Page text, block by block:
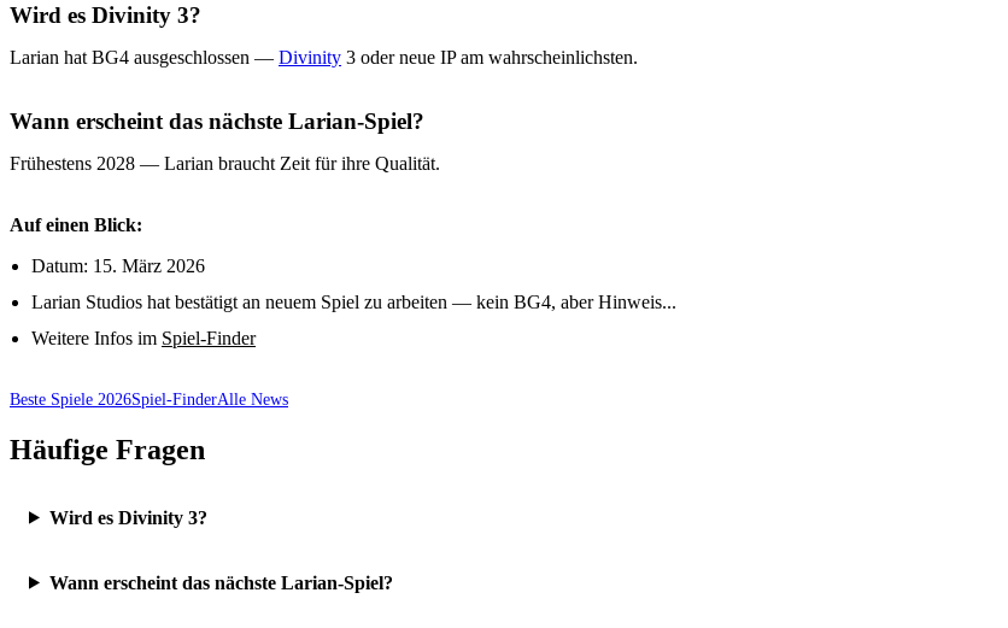
Wird es Divinity 3?
Larian hat BG4 ausgeschlossen — Divinity 3 oder neue IP am wahrscheinlichsten.
Wann erscheint das nächste Larian-Spiel?
Frühestens 2028 — Larian braucht Zeit für ihre Qualität.
Auf einen Blick:
Datum: 15. März 2026
Larian Studios hat bestätigt an neuem Spiel zu arbeiten — kein BG4, aber Hinweis...
Weitere Infos im Spiel-Finder
Beste Spiele 2026Spiel-FinderAlle News
Häufige Fragen
Wird es Divinity 3?
Wann erscheint das nächste Larian-Spiel?